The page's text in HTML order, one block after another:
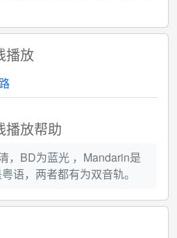
播放
播放帮助
，BD为蓝光 ，Mandarin是
语，两者都有为双音轨。